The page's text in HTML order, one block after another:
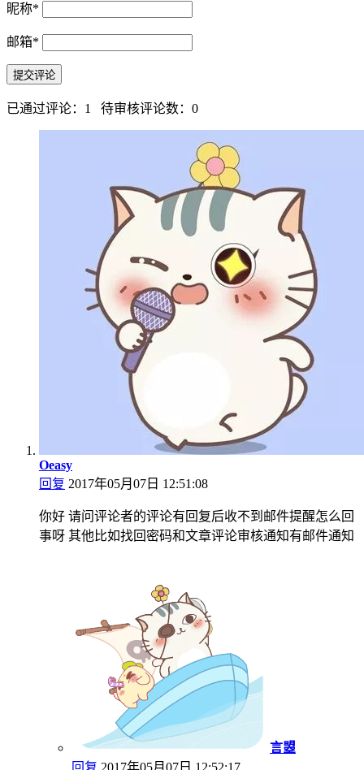
昵称*
邮箱*
已通过评论：1 待审核评论数：0
Oeasy
回复 2017年05月07日 12:51:08
你好 请问评论者的评论有回复后收不到邮件提醒怎么回
事呀 其他比如找回密码和文章评论审核通知有邮件通知
言曌
回复 2017年05月07日 12:52:17